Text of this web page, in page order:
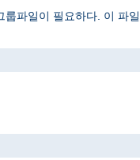
파일이 필요하다. 이 파